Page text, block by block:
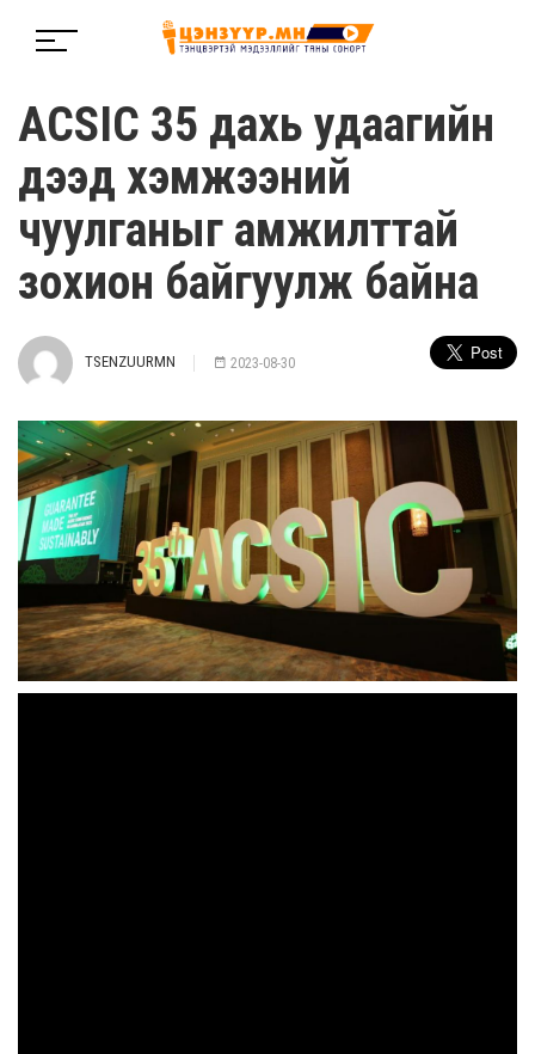
ACSIC 35 дахь удаагийн
дээд хэмжээний
чуулганыг амжилттай
зохион байгуулж байна
TSENZUURMN 2023-08-30